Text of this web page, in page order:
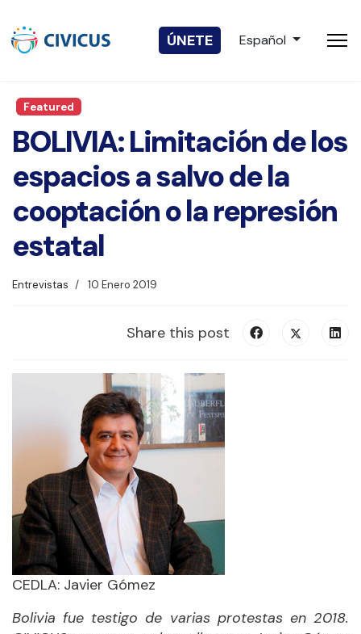
ÚNETE Seleccione su
Español
Featured
BOLIVIA: Limitación de los
espacios a salvo de la
cooptación o la represión
estatal
Entrevistas 10 Enero 2019
Share this post
CEDLA: Javier Gómez
Bolivia fue testigo de varias protestas en 2018.